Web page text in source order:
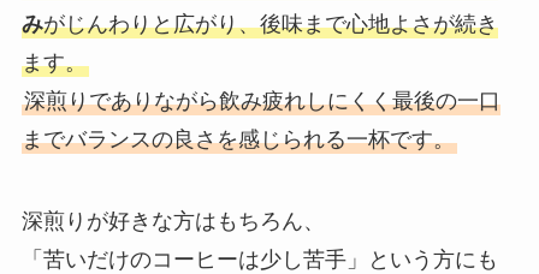
みがじんわりと広がり、後味まで心地よさが続き
ます。
深煎りでありながら飲み疲れしにくく最後の一口
までバランスの良さを感じられる一杯です。
深煎りが好きな方はもちろん、
「苦いだけのコーヒーは少し苦手」という方にも